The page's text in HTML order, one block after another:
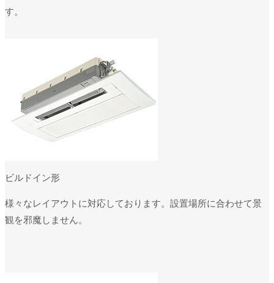
す。
ビルドイン形
様々なレイアウトに対応しております。設置場所に合わせて景
観を邪魔しません。